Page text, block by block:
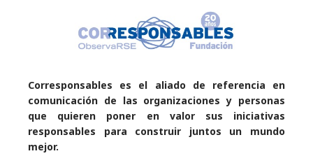
Corresponsables es el aliado de referencia en
comunicación de las organizaciones y personas
que quieren poner en valor sus iniciativas
responsables para construir juntos un mundo
mejor.